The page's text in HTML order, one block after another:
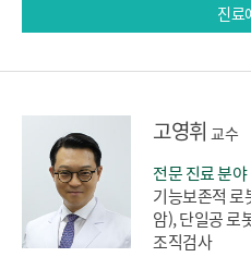
진료
고영휘 교수
전문 진료 분야
기능보존적 로
암), 단일공 로
조직검사